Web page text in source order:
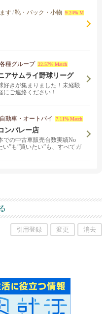
す/靴・バック・小物
9.24% M
各種グループ 22.57% Match
アサムライ野球リーグ
好きが集まりました！未経験
にご連絡ください！
自動車・オートバイ 7.11% Match
ンバレー店
での中古車販売台数実績No
い”も”買いたい”も、すべてガ
引用登録 変更 消去